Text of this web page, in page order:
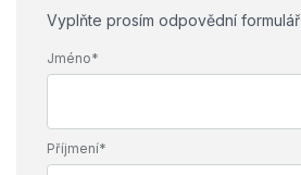
Vyplňte prosím odpovědní formulář
Jméno*
Příjmení*